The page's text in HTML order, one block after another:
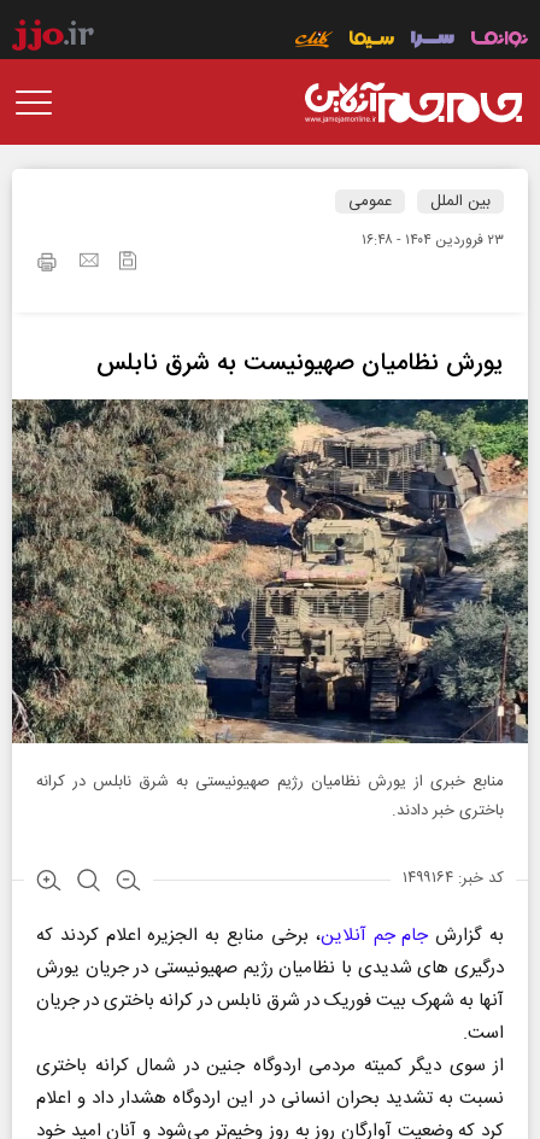
بین الملل عمومی
۲۳ فروردين ۱۴۰۴ - ۱۶:۴۸
یورش نظامیان صهیونیست به شرق نابلس
منابع خبری از یورش نظامیان رژیم صهیونیستی به شرق نابلس در کرانه
باختری خبر دادند.
کد خبر: ۱۴۹۹۱۶۴
به گزارشجام جم آنلاین، برخی منابع به الجزیره اعلام کردند که
درگیری های شدیدی با نظامیان رژیم صهیونیستی در جریان یورش
آنها به شهرک بیت فوریک در شرق نابلس در کرانه باختری در جریان
است.
از سوی دیگر کمیته مردمی اردوگاه جنین در شمال کرانه باختری
نسبت به تشدید بحران انسانی در این اردوگاه هشدار داد و اعلام
کرد که وضعیت آوارگان روز به روز وخیم‌تر می‌شود و آنان امید خود